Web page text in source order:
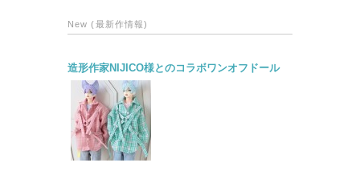
New (最新作情報)
造形作家NIJICO様とのコラボワンオフドール